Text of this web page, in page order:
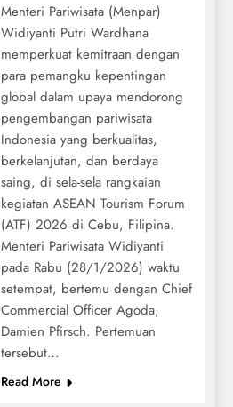
Menteri Pariwisata (Menpar)
Widiyanti Putri Wardhana
memperkuat kemitraan dengan
para pemangku kepentingan
global dalam upaya mendorong
pengembangan pariwisata
Indonesia yang berkualitas,
berkelanjutan, dan berdaya
saing, di sela-sela rangkaian
kegiatan ASEAN Tourism Forum
(ATF) 2026 di Cebu, Filipina.
Menteri Pariwisata Widiyanti
pada Rabu (28/1/2026) waktu
setempat, bertemu dengan Chief
Commercial Officer Agoda,
Damien Pfirsch. Pertemuan
tersebut…
Read More